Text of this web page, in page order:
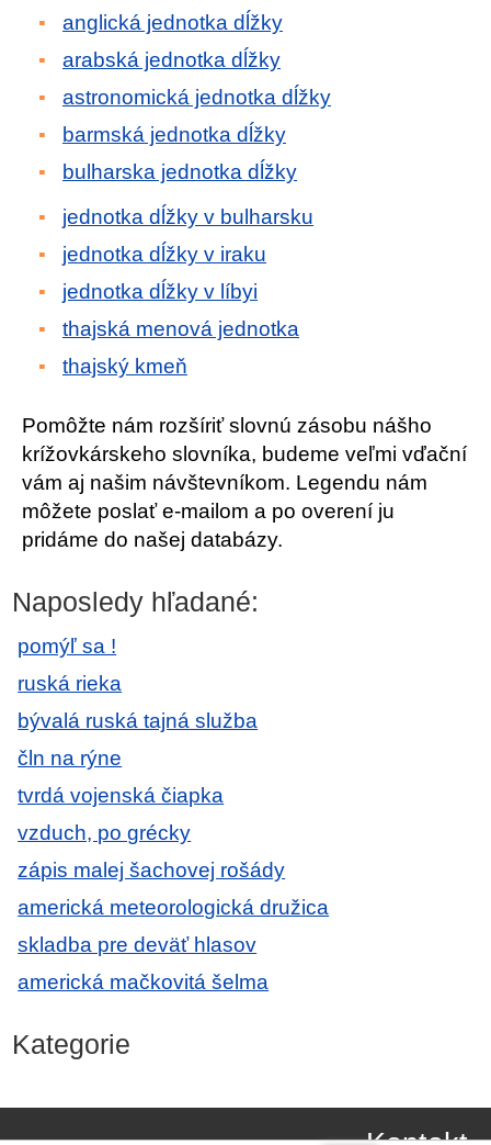
anglická jednotka dĺžky
arabská jednotka dĺžky
astronomická jednotka dĺžky
barmská jednotka dĺžky
bulharska jednotka dĺžky
jednotka dĺžky v bulharsku
jednotka dĺžky v iraku
jednotka dĺžky v líbyi
thajská menová jednotka
thajský kmeň
Pomôžte nám rozšíriť slovnú zásobu nášho
krížovkárskeho slovníka, budeme veľmi vďační
vám aj našim návštevníkom. Legendu nám
môžete poslať e-mailom a po overení ju
pridáme do našej databázy.
Naposledy hľadané:
pomýľ sa !
ruská rieka
bývalá ruská tajná služba
čln na rýne
tvrdá vojenská čiapka
vzduch, po grécky
zápis malej šachovej rošády
americká meteorologická družica
skladba pre deväť hlasov
americká mačkovitá šelma
Kategorie